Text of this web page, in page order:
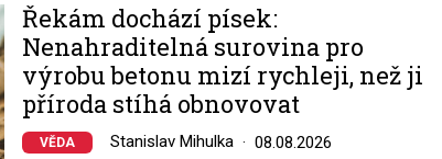
Řekám dochází písek:
Nenahraditelná surovina pro
výrobu betonu mizí rychleji, než ji
příroda stíhá obnovovat
VĚDA Stanislav Mihulka 08.08.2026